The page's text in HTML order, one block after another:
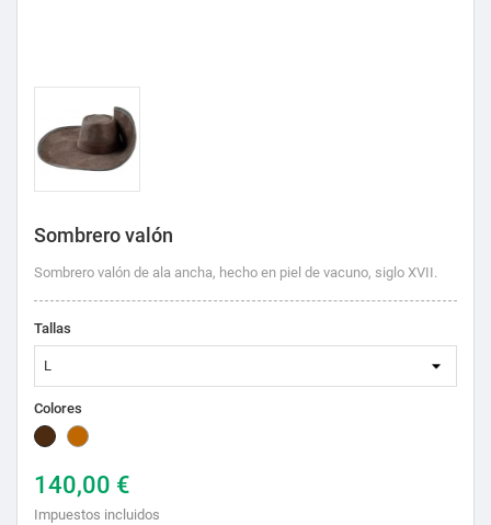
Sombrero valón
Sombrero valón de ala ancha, hecho en piel de vacuno, siglo XVII.
Tallas
Colores
MarrónTostado
140,00 €
Impuestos incluidos